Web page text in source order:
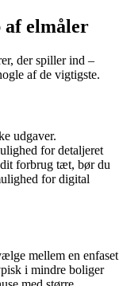
af elmåler
der spiller ind –
af de vigtigste.
udgaver.
for detaljeret
forbrug tæt, bør du
for digital
mellem en enfaset
i mindre boliger